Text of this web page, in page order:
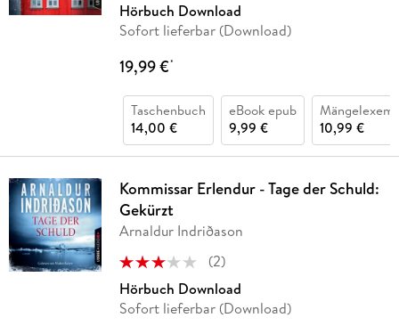
Hörbuch Download
Sofort lieferbar (Download)
19,99 €*
Taschenbuch
14,00 €
eBook epub
9,99 €
10,99 €
Kommissar Erlendur - Tage der Schuld:
Gekürzt
Arnaldur Indriðason
(2)
Hörbuch Download
Sofort lieferbar (Download)